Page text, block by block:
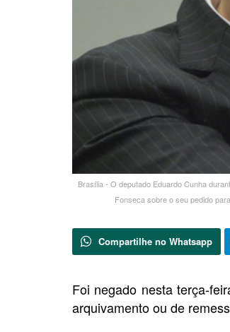
Brasília - O deputado Eduardo Cunha
Fonseca sobre o seu pedido
Compartilhe no Whatsapp
Foi negado nesta terça-
arquivamento ou de